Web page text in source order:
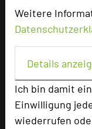
Weitere
Details
Ich bin damit
Einwilligung
wiederrufen
Hoteldaten
Max.